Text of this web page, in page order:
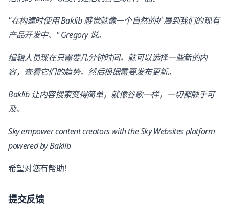
"在构建时使用 Baklib 感觉就像一个自然的扩展到我们的现有
产品开发中。" Gregory 说。
编辑人员现在只需要几分钟时间，就可以选择一些新的内
容，查看它们的趋势，然后根据需要发布更新。
Baklib 让内容搜索变得简单，就像谷歌一样，一切都触手可
及。
Sky empower content creators with the Sky Websites platform
powered by Baklib
希望对您有帮助！
提交反馈